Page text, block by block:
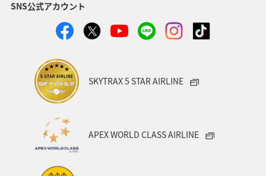
SNS公式アカウント
SKYTRAX 5 STAR AIRLINE
APEX WORLD CLASS AIRLINE